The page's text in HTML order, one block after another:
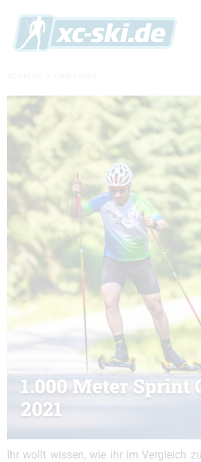
1.000 Meter Sprint
2021
Ihr wollt wissen, wie ihr im Vergleich